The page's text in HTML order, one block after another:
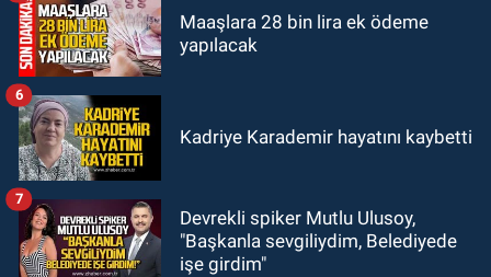
Maaşlara 28 bin lira ek ödeme
yapılacak
Kadriye Karademir hayatını kaybetti
6
Devrekli spiker Mutlu Ulusoy,
"Başkanla sevgiliydim, Belediyede
işe girdim"
7